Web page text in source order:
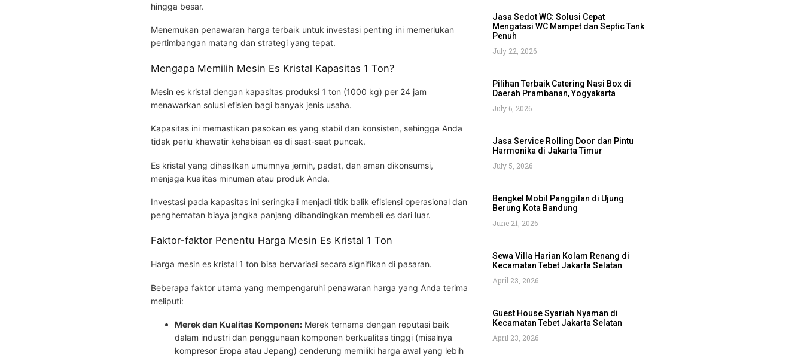
hingga besar.
Menemukan penawaran harga terbaik untuk investasi penting ini memerlukan
pertimbangan matang dan strategi yang tepat.
Mengapa Memilih Mesin Es Kristal Kapasitas 1 Ton?
Mesin es kristal dengan kapasitas produksi 1 ton (1000 kg) per 24 jam
menawarkan solusi efisien bagi banyak jenis usaha.
Kapasitas ini memastikan pasokan es yang stabil dan konsisten, sehingga Anda
tidak perlu khawatir kehabisan es di saat-saat puncak.
Es kristal yang dihasilkan umumnya jernih, padat, dan aman dikonsumsi,
menjaga kualitas minuman atau produk Anda.
Investasi pada kapasitas ini seringkali menjadi titik balik efisiensi operasional dan
penghematan biaya jangka panjang dibandingkan membeli es dari luar.
Faktor-faktor Penentu Harga Mesin Es Kristal 1 Ton
Harga mesin es kristal 1 ton bisa bervariasi secara signifikan di pasaran.
Beberapa faktor utama yang mempengaruhi penawaran harga yang Anda terima
meliputi:
Merek dan Kualitas Komponen: Merek ternama dengan reputasi baik
dalam industri dan penggunaan komponen berkualitas tinggi (misalnya
kompresor Eropa atau Jepang) cenderung memiliki harga awal yang lebih
Jasa Sedot WC: Solusi Cepat
Mengatasi WC Mampet dan Septic Tank
Penuh
July 22, 2026
Pilihan Terbaik Catering Nasi Box di
Daerah Prambanan, Yogyakarta
July 6, 2026
Jasa Service Rolling Door dan Pintu
Harmonika di Jakarta Timur
July 5, 2026
Bengkel Mobil Panggilan di Ujung
Berung Kota Bandung
June 21, 2026
Sewa Villa Harian Kolam Renang di
Kecamatan Tebet Jakarta Selatan
April 23, 2026
Guest House Syariah Nyaman di
Kecamatan Tebet Jakarta Selatan
April 23, 2026